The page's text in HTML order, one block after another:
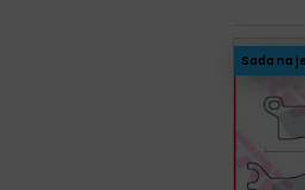
Sada na